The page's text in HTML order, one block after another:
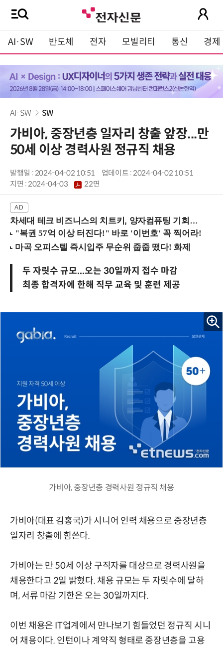
AI·SW 반도체 전자 모빌리티 통신 경제
AI·SW SW
가비아, 중장년층 일자리 창출 앞장...만
50세 이상 경력사원 정규직 채용
발행일 : 2024-04-02 10:51
업데이트 : 2024-04-02 10:51
지면 :2024-04-03 22면
차세대 테크 비즈니스의 치트키, 양자컴퓨팅 기회를 선점하라! (8/28 강남역)
두 자릿수 규모...오는 30일까지 접수 마감
최종 합격자에 한해 직무 교육 및 훈련 제공
가비아, 중장년층 경력사원 정규직 채용
가비아(대표 김홍국)가 시니어 인력 채용으로 중장년층
일자리 창출에 힘쓴다.
가비아는 만 50세 이상 구직자를 대상으로 경력사원을
채용한다고 2일 밝혔다. 채용 규모는 두 자릿수에 달하
며, 서류 마감 기한은 오는 30일까지다.
이번 채용은 IT업계에서 만나보기 힘들었던 정규직 시니
어 채용이다. 인턴이나 계약직 형태로 중장년층을 고용